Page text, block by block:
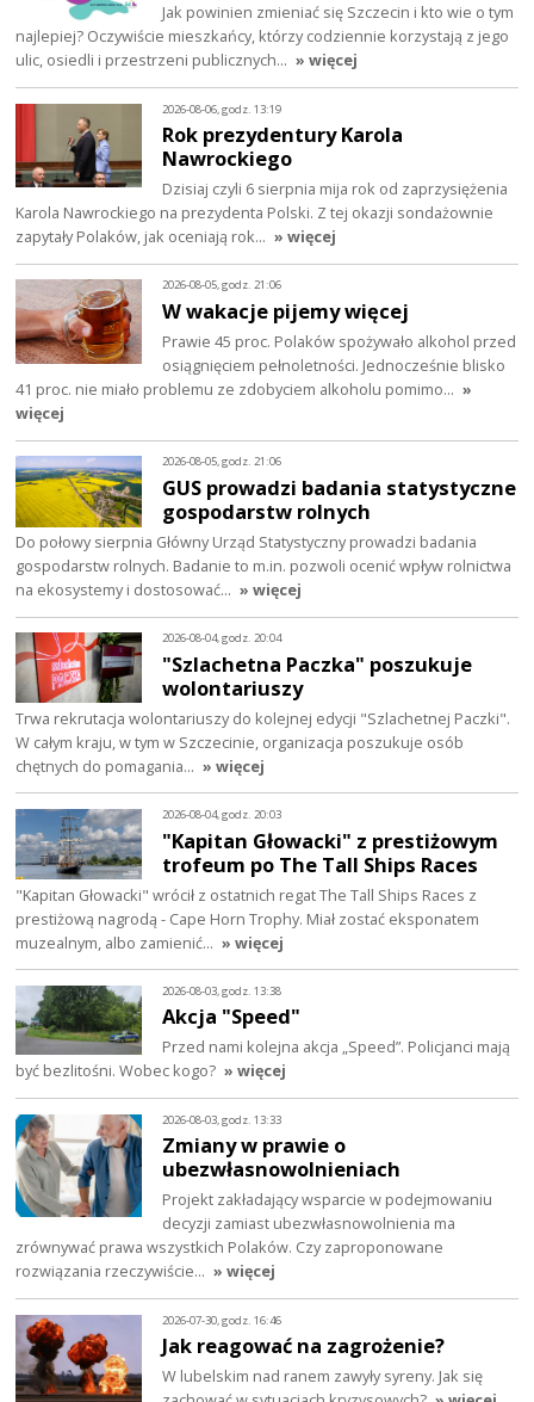
Jak powinien zmieniać się Szczecin i kto wie o tym
najlepiej? Oczywiście mieszkańcy, którzy codziennie korzystają z jego
ulic, osiedli i przestrzeni publicznych… » więcej
2026-08-06, godz. 13:19
Rok prezydentury Karola
Nawrockiego
Dzisiaj czyli 6 sierpnia mija rok od zaprzysiężenia
Karola Nawrockiego na prezydenta Polski. Z tej okazji sondażownie
zapytały Polaków, jak oceniają rok… » więcej
2026-08-05, godz. 21:06
W wakacje pijemy więcej
Prawie 45 proc. Polaków spożywało alkohol przed
osiągnięciem pełnoletności. Jednocześnie blisko
41 proc. nie miało problemu ze zdobyciem alkoholu pomimo… »
więcej
2026-08-05, godz. 21:06
GUS prowadzi badania statystyczne
gospodarstw rolnych
Do połowy sierpnia Główny Urząd Statystyczny prowadzi badania
gospodarstw rolnych. Badanie to m.in. pozwoli ocenić wpływ rolnictwa
na ekosystemy i dostosować… » więcej
2026-08-04, godz. 20:04
"Szlachetna Paczka" poszukuje
wolontariuszy
Trwa rekrutacja wolontariuszy do kolejnej edycji "Szlachetnej Paczki".
W całym kraju, w tym w Szczecinie, organizacja poszukuje osób
chętnych do pomagania… » więcej
2026-08-04, godz. 20:03
"Kapitan Głowacki" z prestiżowym
trofeum po The Tall Ships Races
"Kapitan Głowacki" wrócił z ostatnich regat The Tall Ships Races z
prestiżową nagrodą - Cape Horn Trophy. Miał zostać eksponatem
muzealnym, albo zamienić… » więcej
2026-08-03, godz. 13:38
Akcja "Speed"
Przed nami kolejna akcja „Speed”. Policjanci mają
być bezlitośni. Wobec kogo? » więcej
2026-08-03, godz. 13:33
Zmiany w prawie o
ubezwłasnowolnieniach
Projekt zakładający wsparcie w podejmowaniu
decyzji zamiast ubezwłasnowolnienia ma
zrównywać prawa wszystkich Polaków. Czy zaproponowane
rozwiązania rzeczywiście… » więcej
2026-07-30, godz. 16:46
Jak reagować na zagrożenie?
W lubelskim nad ranem zawyły syreny. Jak się